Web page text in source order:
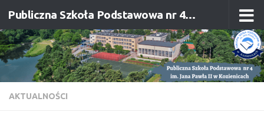
Przejdź do treści Publiczna Szkoła Podstawowa nr 4 im. Jana Pawła II w Kozienicach
AKTUALNOŚCI